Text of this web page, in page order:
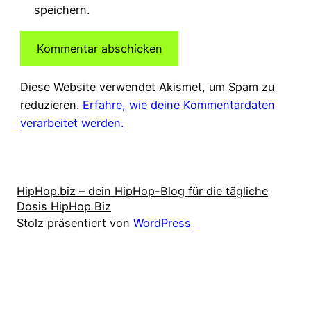
speichern.
Diese Website verwendet Akismet, um Spam zu
reduzieren. Erfahre, wie deine Kommentardaten
verarbeitet werden.
HipHop.biz – dein HipHop-Blog für die tägliche
Dosis HipHop Biz
Stolz präsentiert von WordPress